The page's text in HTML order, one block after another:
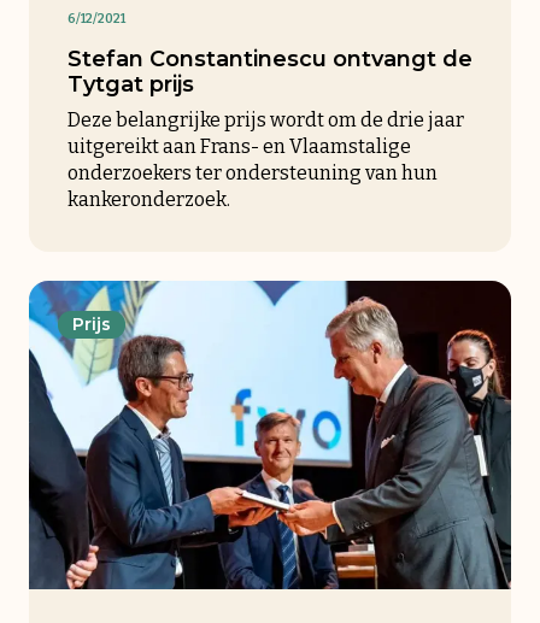
6/12/2021
Stefan Constantinescu ontvangt de
Tytgat prijs
Deze belangrijke prijs wordt om de drie jaar
uitgereikt aan Frans- en Vlaamstalige
onderzoekers ter ondersteuning van hun
kankeronderzoek.
Prijs